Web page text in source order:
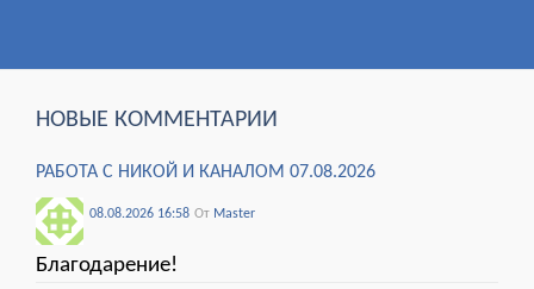
НОВЫЕ КОММЕНТАРИИ
РАБОТА С НИКОЙ И КАНАЛОМ 07.08.2026
08.08.2026 16:58 От Мaster
Благодарение!